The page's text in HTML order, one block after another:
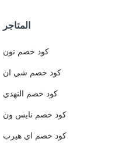
المتاجر
كود خصم نون
كود خصم شي ان
كود خصم النهدي
كود خصم نايس ون
كود خصم اي هيرب